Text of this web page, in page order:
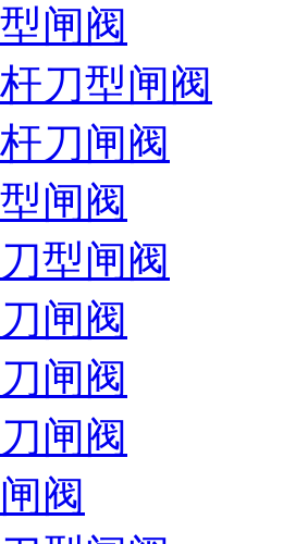
闸阀
刀型闸阀
刀闸阀
闸阀
型闸阀
闸阀
闸阀
闸阀
阀